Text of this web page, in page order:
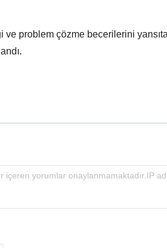
ve problem çözme becerilerini